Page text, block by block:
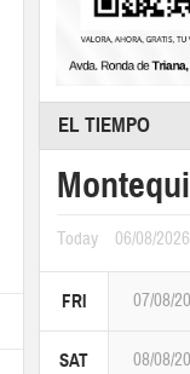
EL TIEMPO
Today 06/08/2026
FRI 07/08/
SAT 08/08/